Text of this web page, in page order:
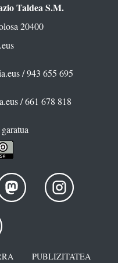
Taldea S.M.
20400
/ 943 655 695
/ 661 678 818
PUBLIZITATEA